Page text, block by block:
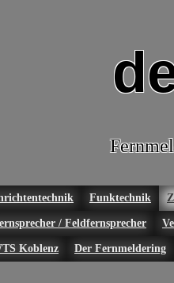
Funktechnik
/ Feldfernsprecher
Koblenz Der Fernmeldering